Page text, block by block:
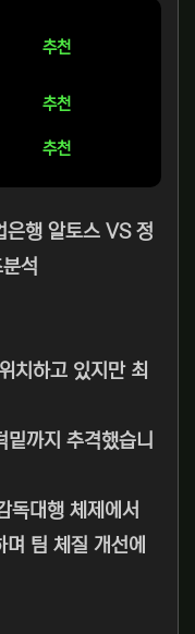
추천
추천
추천
행 알토스 VS 정
석
치하고 있지만 최
까지 추격했습니
독대행 체제에서
팀 체질 개선에